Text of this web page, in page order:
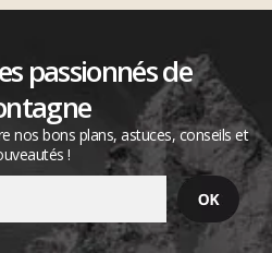
passionnés de
nos bons plans, astuces, conseils et
!